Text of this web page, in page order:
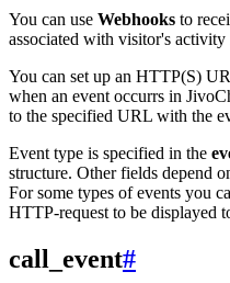
You can use Webhooks to
associated with visitor's activity
You can set up an HTTP(S)
when an event occurrs in
to the specified URL with the
Event type is specified in the
structure. Other fields depend
For some types of events you
HTTP-request to be displayed
call_event#